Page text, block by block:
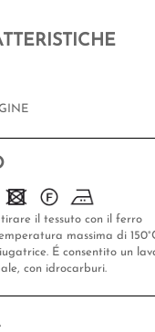
il tessuto con il ferro
massima di
É consentito un
con idrocarburi.